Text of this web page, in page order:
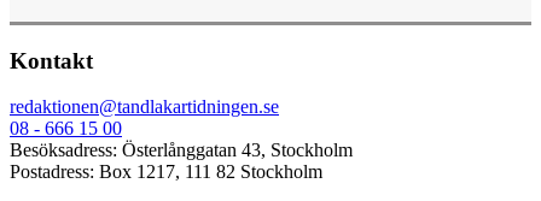
Kontakt
redaktionen@tandlakartidningen.se
08 - 666 15 00
Besöksadress: Österlånggatan 43, Stockholm
Postadress: Box 1217, 111 82 Stockholm